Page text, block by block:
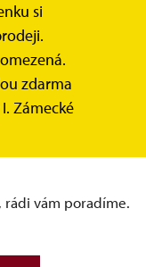
si
zdarma
Zámecké
rádi vám poradíme.